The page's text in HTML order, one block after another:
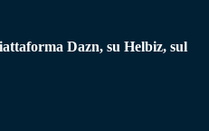
Dazn, su Helbiz, sul